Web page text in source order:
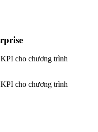
cho chương trình
cho chương trình